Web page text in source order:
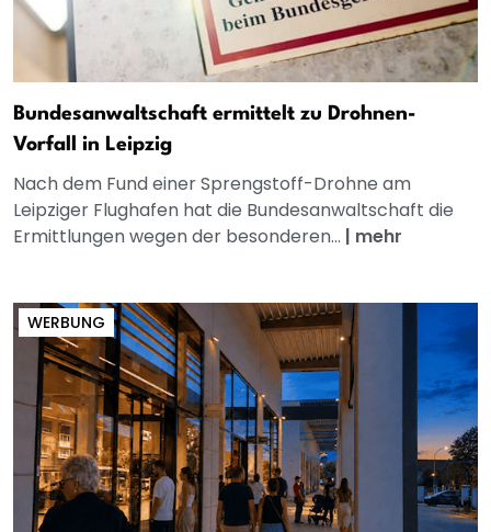
Bundesanwaltschaft ermittelt zu Drohnen-
Vorfall in Leipzig
Nach dem Fund einer Sprengstoff-Drohne am
Leipziger Flughafen hat die Bundesanwaltschaft die
Ermittlungen wegen der besonderen... | mehr
WERBUNG